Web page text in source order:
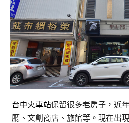
台中火車站保留很多老房子，近
廳、文創商店、旅館等。現在出